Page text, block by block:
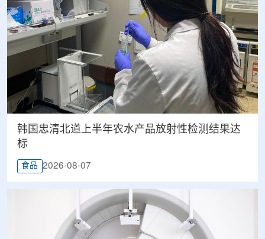
韩国忠清北道上半年农水产品放射性检测结果达
标
食品 2026-08-07